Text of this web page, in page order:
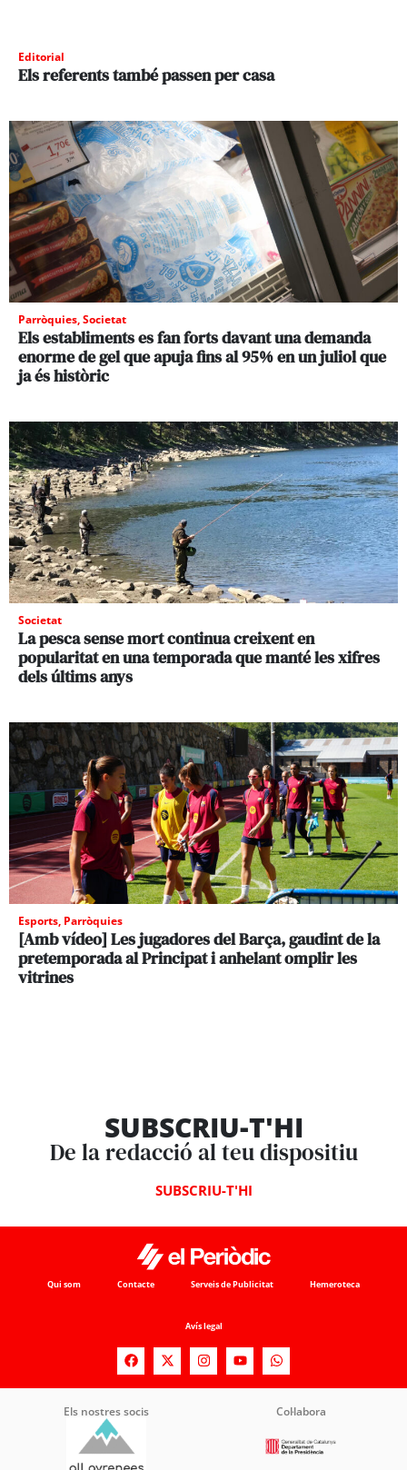
Editorial
Els referents també passen per casa
Parròquies,Societat
Els establiments es fan forts davant una demanda
enorme de gel que apuja fins al 95% en un juliol que
ja és històric
Societat
La pesca sense mort continua creixent en
popularitat en una temporada que manté les xifres
dels últims anys
Esports, Parròquies
[Amb vídeo] Les jugadores del Barça, gaudint de la
pretemporada al Principat i anhelant omplir les
vitrines
SUBSCRIU-T'HI
De la redacció al teu dispositiu
SUBSCRIU-T'HI
Qui som Contacte Serveis de Publicitat Hemeroteca
Avís legal
Els nostres socis Col·labora